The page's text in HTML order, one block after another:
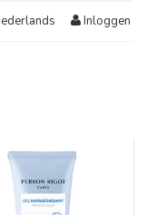
Inloggen